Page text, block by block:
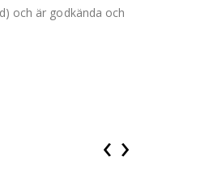
och är godkända och
‹ ›